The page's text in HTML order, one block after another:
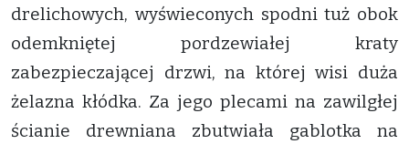
drelichowych, wyświeconych spodni tuż obok
odemkniętej pordzewiałej kraty
zabezpieczającej drzwi, na której wisi duża
żelazna kłódka. Za jego plecami na zawilgłej
ścianie drewniana zbutwiała gablotka na